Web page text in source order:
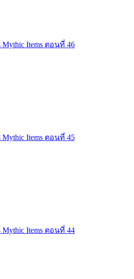
Mythic Items ตอนที่ 46
Mythic Items ตอนที่ 45
Mythic Items ตอนที่ 44